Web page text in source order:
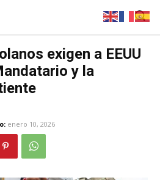
exigen a EEUU
y la
enero 10, 2026